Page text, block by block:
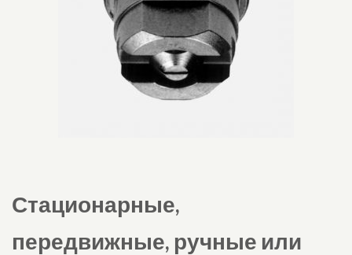
Стационарные,
передвижные, ручные или